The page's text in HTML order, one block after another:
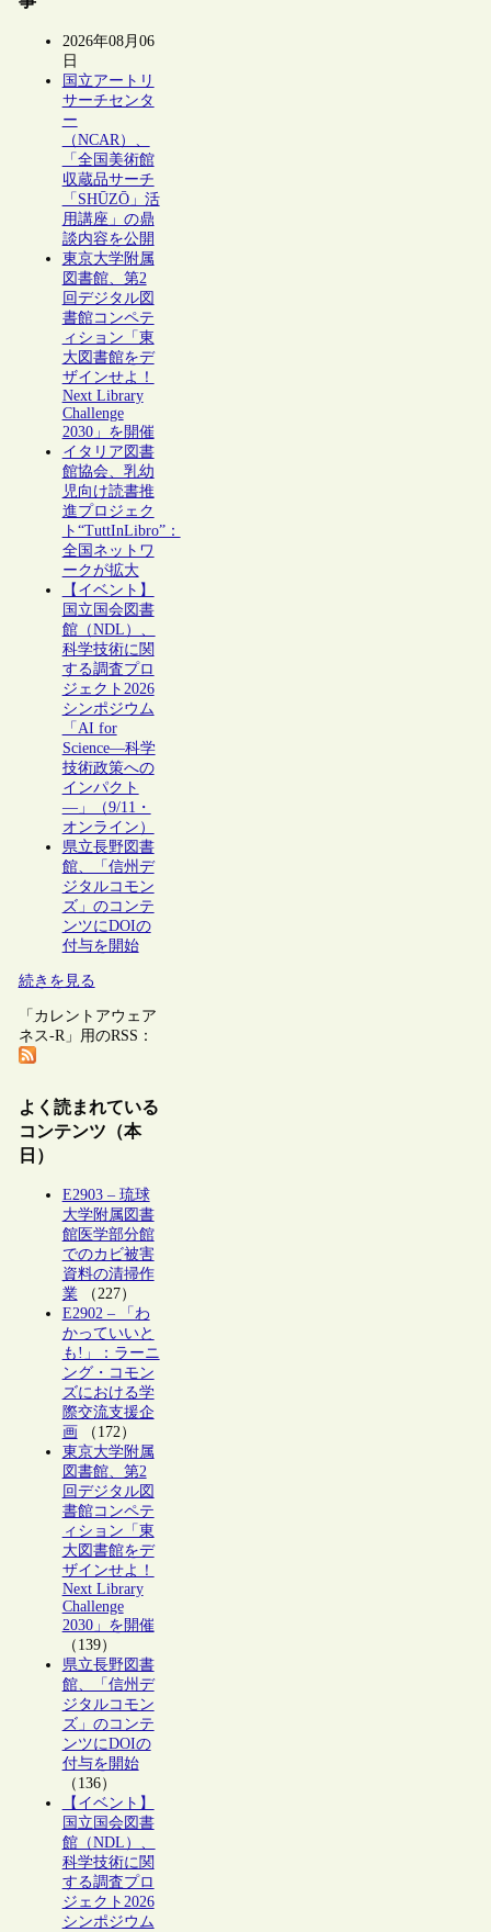
2026年08月06
日
国立アートリ
サーチセンタ
ー
（NCAR）、
「全国美術館
収蔵品サーチ
「SHŪZŌ」活
用講座」の鼎
談内容を公開
東京大学附属
図書館、第2
回デジタル図
書館コンペテ
ィション「東
大図書館をデ
ザインせよ！
Next Library
Challenge
2030」を開催
イタリア図書
館協会、乳幼
児向け読書推
進プロジェク
ト“TuttInLibro”：
全国ネットワ
ークが拡大
【イベント】
国立国会図書
館（NDL）、
科学技術に関
する調査プロ
ジェクト2026
シンポジウム
「AI for
Science―科学
技術政策への
インパクト
―」（9/11・
オンライン）
県立長野図書
館、「信州デ
ジタルコモン
ズ」のコンテ
ンツにDOIの
付与を開始
続きを見る
「カレントアウェア
ネス-R」用のRSS：
よく読まれている
コンテンツ（本
日）
E2903 – 琉球
大学附属図書
館医学部分館
でのカビ被害
資料の清掃作
業（227）
E2902 – 「わ
かっていいと
も!」：ラーニ
ング・コモン
ズにおける学
際交流支援企
画 （172）
東京大学附属
図書館、第2
回デジタル図
書館コンペテ
ィション「東
大図書館をデ
ザインせよ！
Next Library
Challenge
2030」を開催
（139）
県立長野図書
館、「信州デ
ジタルコモン
ズ」のコンテ
ンツにDOIの
付与を開始
（136）
【イベント】
国立国会図書
館（NDL）、
科学技術に関
する調査プロ
ジェクト2026
シンポジウム